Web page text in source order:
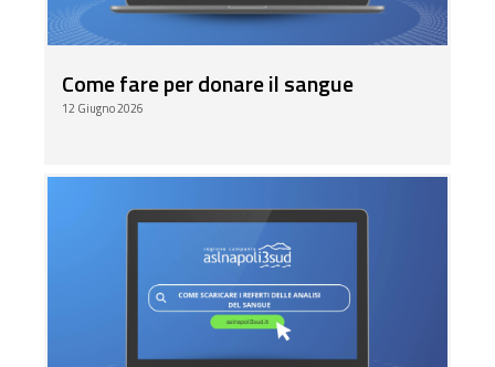
Come fare per donare il sangue
12 Giugno 2026